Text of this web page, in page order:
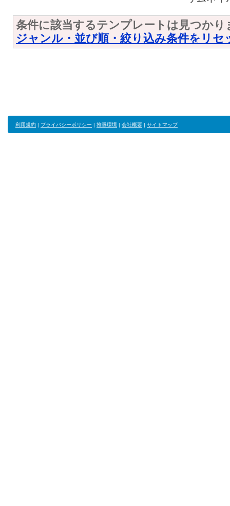
条件に該当するテンプレートは見つかり
ジャンル・並び順・絞り込み条件をリセ
利用規約 | プライバシーポリシー | 推奨環境 | 会社概要 | サイトマップ